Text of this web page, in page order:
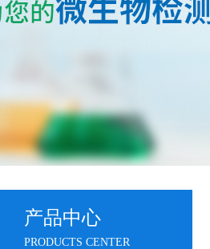
产品中心
PRODUCTS CENTER